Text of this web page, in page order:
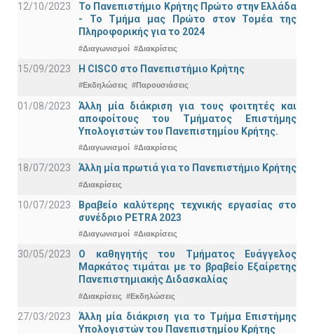
12/10/2023
Το Πανεπιστήμιο Κρήτης Πρώτο στην Ελλάδα
- Το Τμήμα μας Πρώτο στον Τομέα της
Πληροφορικής για το 2024
#Διαγωνισμοί #Διακρίσεις
15/09/2023 Η CISCO στο Πανεπιστήμιο Κρήτης
#Εκδηλώσεις #Παρουσιάσεις
01/08/2023
Άλλη μία διάκριση για τους φοιτητές και
αποφοίτους του Τμήματος Επιστήμης
Υπολογιστών του Πανεπιστημίου Κρήτης.
#Διαγωνισμοί #Διακρίσεις
18/07/2023 Άλλη μία πρωτιά για το Πανεπιστήμιο Κρήτης
#Διακρίσεις
10/07/2023
Βραβείο καλύτερης τεχνικής εργασίας στο
συνέδριο PETRA 2023
#Διαγωνισμοί #Διακρίσεις
30/05/2023
Ο καθηγητής του Τμήματος Ευάγγελος
Μαρκάτος τιμάται με το βραβείο Εξαίρετης
Πανεπιστημιακής Διδασκαλίας
#Διακρίσεις #Εκδηλώσεις
27/03/2023
Άλλη μία διάκριση για το Τμήμα Επιστήμης
Υπολογιστών του Πανεπιστημίου Κρήτης